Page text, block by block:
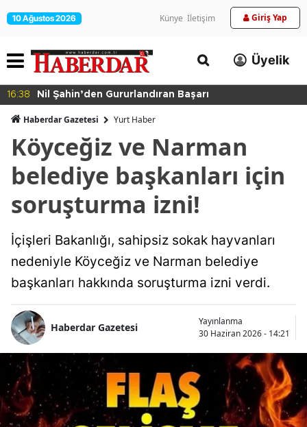
10 Ağustos 2026 Künye İletişim Giriş Yap
Üyelik
16:38 Nil Şahin’den Gururlandıran Başarı
Haberdar Gazetesi Yurt Haber
Köyceğiz ve Narman
belediye başkanları için
soruşturma izni!
İçişleri Bakanlığı, sahipsiz sokak hayvanları
nedeniyle Köyceğiz ve Narman belediye
başkanları hakkında soruşturma izni verdi.
Haberdar Gazetesi
Yayınlanma
30 Haziran 2026 - 14:21